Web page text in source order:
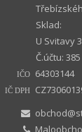
Sklad:
U Svitavy
Č.účtu:
IČO 64303144
IČ DPH